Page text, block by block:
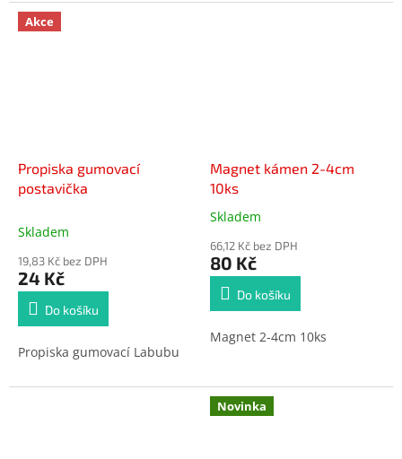
Akce
Propiska gumovací
postavička
Skladem
19,83 Kč bez DPH
24 Kč
Do košíku
Propiska gumovací Labubu
Magnet kámen 2-4cm
10ks
Průměrné
produktu
je
5,0
hvězdiček.
Skladem
66,12 Kč bez DPH
80 Kč
Do košíku
Magnet 2-4cm 10ks
Novinka